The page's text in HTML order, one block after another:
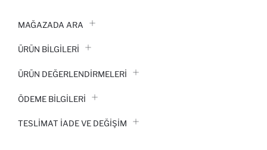
MAĞAZADA ARA
ÜRÜN BILGILERI
ÜRÜN DEĞERLENDİRMELERİ
ÖDEME BİLGİLERİ
TESLIMAT İADE VE DEĞIŞIM